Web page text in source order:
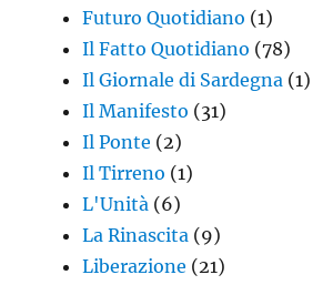
Futuro Quotidiano (1)
Il Fatto Quotidiano (78)
Il Giornale di Sardegna (1)
Il Manifesto (31)
Il Ponte (2)
Il Tirreno (1)
L'Unità (6)
La Rinascita (9)
Liberazione (21)